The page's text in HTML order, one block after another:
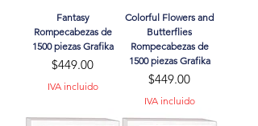
Fantasy
Rompecabezas de
1500 piezas Grafika
Precio
$449.00
IVA incluido
Colorful Flowers and
Butterflies
Rompecabezas de
1500 piezas Grafika
Precio
$449.00
IVA incluido